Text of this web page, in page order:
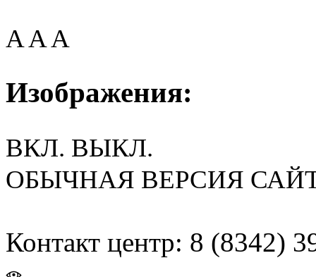
AAA
Изображения:
ВКЛ. ВЫКЛ.
ОБЫЧНАЯ ВЕРСИЯ
Контакт центр: 8 (8342)